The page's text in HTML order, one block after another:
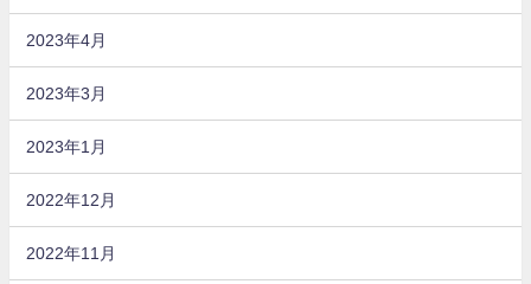
2023年4月
2023年3月
2023年1月
2022年12月
2022年11月